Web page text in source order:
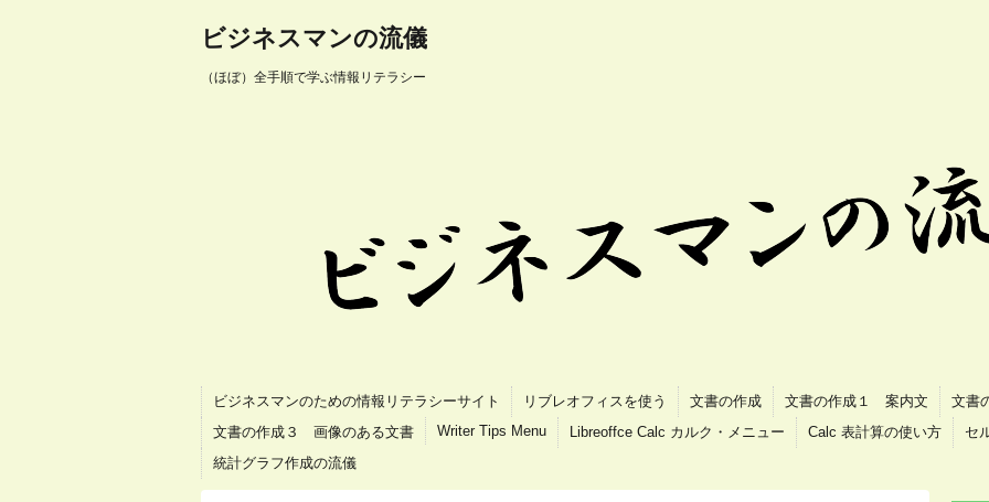
ビジネスマンの流儀
（ほぼ）全手順で学ぶ情報リテラシー
ビジネスマンのための情報リテラシーサイト リブレオフィスを使う 文書の作成 文書の作成１ 案内文
文
文書の作成３ 画像のある文書
Writer Tips Menu Libreoffce Calc カルク・メニュー Calc 表計算の使い方
セ
統計グラフ作成の流儀